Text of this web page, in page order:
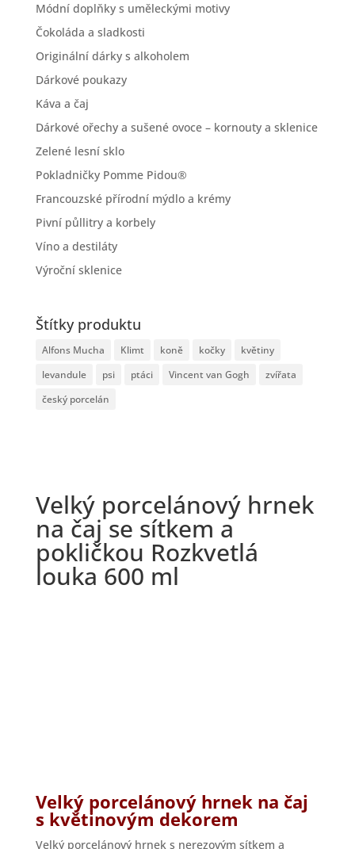
Módní doplňky s uměleckými motivy
Čokoláda a sladkosti
Originální dárky s alkoholem
Dárkové poukazy
Káva a čaj
Dárkové ořechy a sušené ovoce – kornouty a sklenice
Zelené lesní sklo
Pokladničky Pomme Pidou®
Francouzské přírodní mýdlo a krémy
Pivní půllitry a korbely
Víno a destiláty
Výroční sklenice
Štítky produktu
Alfons Mucha Klimt koně kočky
květiny
levandule
psi ptáci Vincent van Gogh
zvířata
český porcelán
Velký porcelánový hrnek
na čaj se sítkem a
pokličkou Rozkvetlá
louka 600 ml
Velký porcelánový hrnek na čaj
s květinovým dekorem
Velký porcelánový hrnek s nerezovým sítkem a